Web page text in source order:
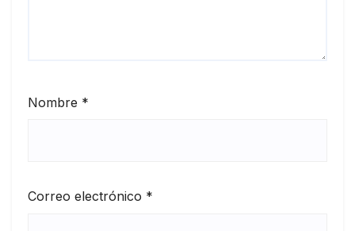
Nombre *
Correo electrónico *